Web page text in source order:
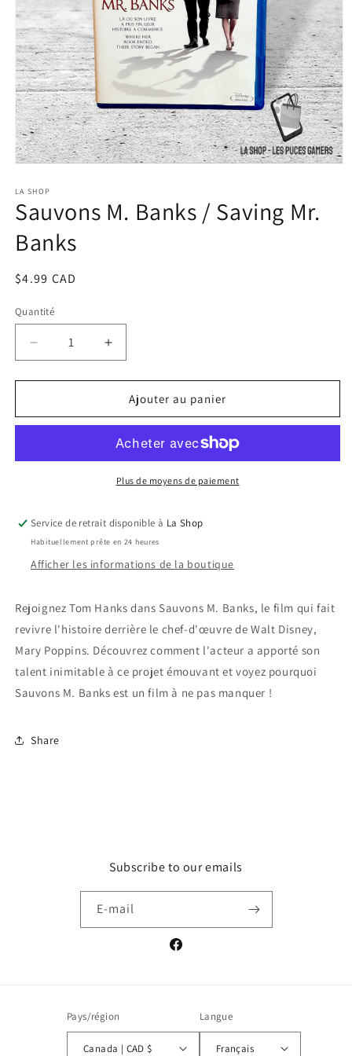
média
1
dans
fenêtre
modale
LA SHOP
Sauvons M. Banks / Saving Mr.
Banks
Prix
$4.99 CAD
Quantité
Réduire
la
quantité
Sauvons
/
Augmenter
la
quantité
Sauvons
Banks
/
Saving
Ajouter au panier
Plus de moyens de paiement
Service de retrait disponible à La Shop
Habituellement prête en 24 heures
Afficher les informations de la boutique
Rejoignez Tom Hanks dans Sauvons M. Banks, le film qui fait
revivre l'histoire derrière le chef-d'œuvre de Walt Disney,
Mary Poppins. Découvrez comment l'acteur a apporté son
talent inimitable à ce projet émouvant et voyez pourquoi
Sauvons M. Banks est un film à ne pas manquer !
Share
Subscribe to our emails
E-mail
Facebook
Pays/région
Canada | CAD $
Langue
Français